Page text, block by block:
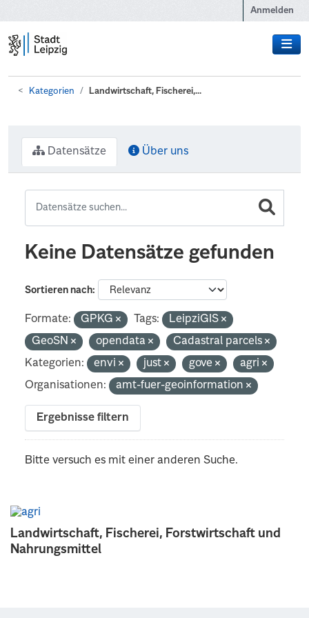
Anmelden
Kategorien Landwirtschaft, Fischerei,...
Landwirtschaft, Fischerei, Forstwirtschaft und
Nahrungsmittel
Datensätze Über uns
Keine Datensätze gefunden
Sortieren nach
Formate: GPKG Tags:
LeipziGIS
GeoSN
opendata
Cadastral parcels
Kategorien:
envi just gove
agri
Organisationen:
amt-fuer-geoinformation
Ergebnisse filtern
Bitte versuch es mit einer anderen Suche.